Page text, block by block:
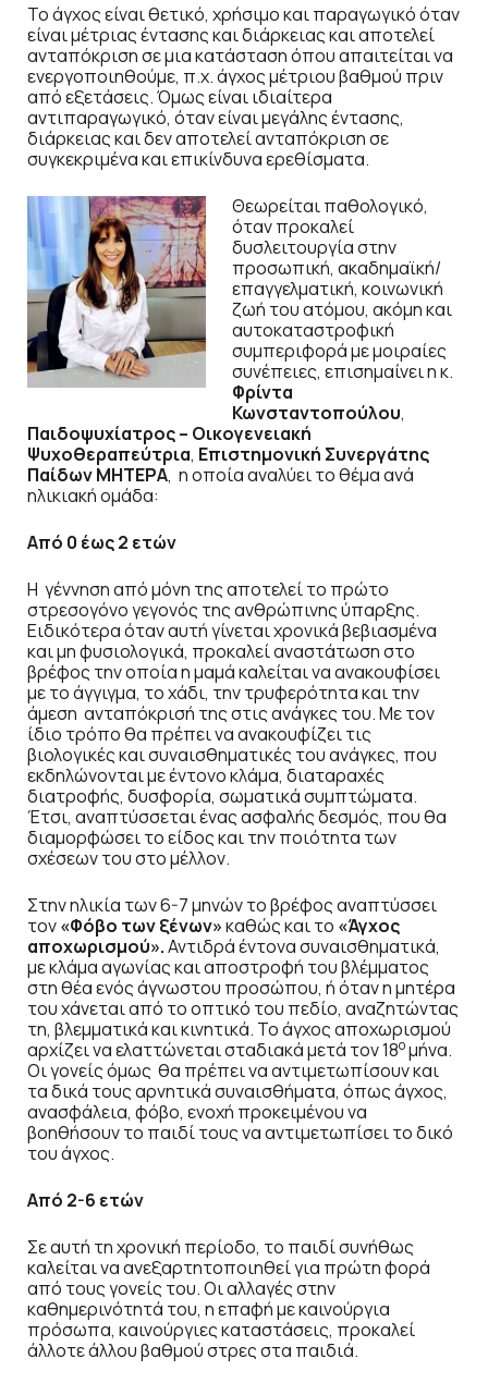
Το άγχος είναι θετικό, χρήσιμο και παραγωγικό όταν
είναι μέτριας έντασης και διάρκειας και αποτελεί
ανταπόκριση σε μια κατάσταση όπου απαιτείται να
ενεργοποιηθούμε, π.χ. άγχος μέτριου βαθμού πριν
από εξετάσεις. Όμως είναι ιδιαίτερα
αντιπαραγωγικό, όταν είναι μεγάλης έντασης,
διάρκειας και δεν αποτελεί ανταπόκριση σε
συγκεκριμένα και επικίνδυνα ερεθίσματα.
Θεωρείται παθολογικό,
όταν προκαλεί
δυσλειτουργία στην
προσωπική, ακαδημαϊκή/
επαγγελματική, κοινωνική
ζωή του ατόμου, ακόμη και
αυτοκαταστροφική
συμπεριφορά με μοιραίες
συνέπειες, επισημαίνει η κ.
Φρίντα
Κωνσταντοπούλου,
Παιδοψυχίατρος – Οικογενειακή
Ψυχοθεραπεύτρια, Επιστημονική Συνεργάτης
Παίδων ΜΗΤΕΡΑ, η οποία αναλύει το θέμα ανά
ηλικιακή ομάδα:
Από 0 έως 2 ετών
Η γέννηση από μόνη της αποτελεί το πρώτο
στρεσογόνο γεγονός της ανθρώπινης ύπαρξης.
Ειδικότερα όταν αυτή γίνεται χρονικά βεβιασμένα
και μη φυσιολογικά, προκαλεί αναστάτωση στο
βρέφος την οποία η μαμά καλείται να ανακουφίσει
με το άγγιγμα, το χάδι, την τρυφερότητα και την
άμεση ανταπόκρισή της στις ανάγκες του. Με τον
ίδιο τρόπο θα πρέπει να ανακουφίζει τις
βιολογικές και συναισθηματικές του ανάγκες, που
εκδηλώνονται με έντονο κλάμα, διαταραχές
διατροφής, δυσφορία, σωματικά συμπτώματα.
Έτσι, αναπτύσσεται ένας ασφαλής δεσμός, που θα
διαμορφώσει το είδος και την ποιότητα των
σχέσεων του στο μέλλον.
Στην ηλικία των 6-7 μηνών το βρέφος αναπτύσσει
τον«Φόβο των ξένων»καθώς και το «Άγχος
αποχωρισμού».Αντιδρά έντονα συναισθηματικά,
με κλάμα αγωνίας και αποστροφή του βλέμματος
στη θέα ενός άγνωστου προσώπου, ή όταν η μητέρα
του χάνεται από το οπτικό του πεδίο, αναζητώντας
τη, βλεμματικά και κινητικά. Το άγχος αποχωρισμού
αρχίζει να ελαττώνεται σταδιακά μετά τον 18ομήνα.
Οι γονείς όμως θα πρέπει να αντιμετωπίσουν και
τα δικά τους αρνητικά συναισθήματα, όπως άγχος,
ανασφάλεια, φόβο, ενοχή προκειμένου να
βοηθήσουν το παιδί τους να αντιμετωπίσει το δικό
του άγχος.
Από 2-6 ετών
Σε αυτή τη χρονική περίοδο, το παιδί συνήθως
καλείται να ανεξαρτητοποιηθεί για πρώτη φορά
από τους γονείς του. Οι αλλαγές στην
καθημερινότητά του, η επαφή με καινούργια
πρόσωπα, καινούργιες καταστάσεις, προκαλεί
άλλοτε άλλου βαθμού στρες στα παιδιά.